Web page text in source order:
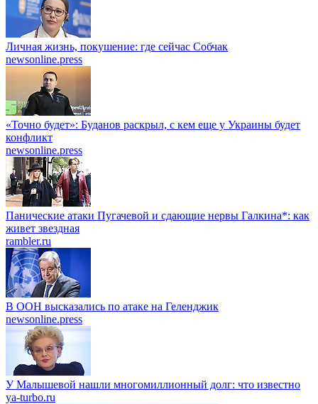
Личная жизнь, покушение: где сейчас Собчак
newsonline.press
«Точно будет»: Буданов раскрыл, с кем еще у Украины будет
конфликт
newsonline.press
Панические атаки Пугачевой и сдающие нервы Галкина*: как
живет звездная
rambler.ru
В ООН высказались по атаке на Геленджик
newsonline.press
У Малышевой нашли многомиллионный долг: что известно
ya-turbo.ru